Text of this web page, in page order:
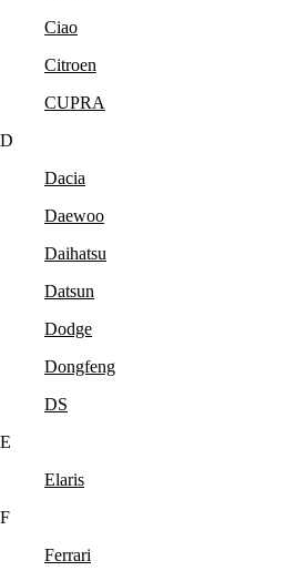
Ciao
Citroen
CUPRA
D
Dacia
Daewoo
Daihatsu
Datsun
Dodge
Dongfeng
DS
E
Elaris
F
Ferrari